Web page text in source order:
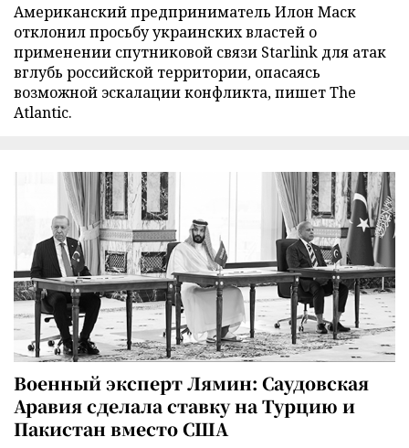
Американский предприниматель Илон Маск
отклонил просьбу украинских властей о
применении спутниковой связи Starlink для атак
вглубь российской территории, опасаясь
возможной эскалации конфликта, пишет The
Atlantic.
Военный эксперт Лямин: Саудовская
Аравия сделала ставку на Турцию и
Пакистан вместо США